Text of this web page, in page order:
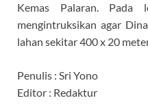
Kemas Palaran. Pada
mengintruksikan agar
lahan sekitar 400 x 20
Penulis : Sri Yono
Editor : Redaktur